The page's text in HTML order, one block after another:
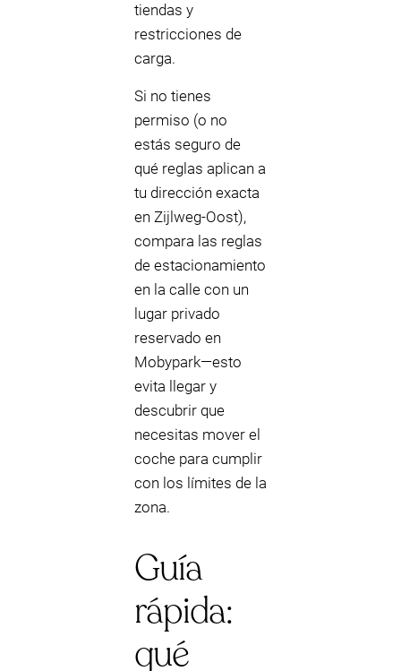
tiendas y
restricciones de
carga.
Si no tienes
permiso (o no
estás seguro de
qué reglas aplican a
tu dirección exacta
en Zijlweg-Oost),
compara las reglas
de estacionamiento
en la calle con un
lugar privado
reservado en
Mobypark—esto
evita llegar y
descubrir que
necesitas mover el
coche para cumplir
con los límites de la
zona.
Guía
rápida:
qué